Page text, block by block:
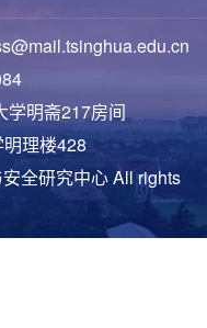
学明斋217房间
理楼428
全研究中心 All rights